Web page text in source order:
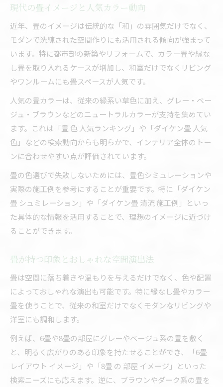
カラー畳で差がつく和モダン部屋の作り方
畳を使ったおしゃれ空間レイアウト事例
機能性から見た畳とフローリング比較
畳とフローリングの機能性徹底比較ポイント
畳が持つ断熱性や防音性の実際の違い
畳の特性とフローリングの生活感比較
畳の欠点とフローリング選びの注意点
畳の実感と住み心地の違いを体感しよう
畳の色選びに失敗しないポイントとは
畳の色選びで後悔しないための基礎知識
畳のイメージ別カラーシミュレーション法
人気の畳色とインテリア調和のコツ
畳色選びで失敗しない注意点と体験談
畳色人気ランキングで見る最新動向
ネット用語から読む現代の畳イメージ
ネット用語で使われる畳の意味と背景
畳と帖の違いを知るための基礎知識
物件検索で役立つ畳数と広さのポイント
畳の表記と間取り図の正しい見方解説
ダイケン畳や人気色の実例と選び方ガイド
ダイケン畳の人気色と施工例の特徴紹介
ダイケン畳で叶える理想の畳空間づくり
畳イメージを実例で比較する選び方ガイド
現代の畳イメージと人気カラー動向
近年、畳のイメージは伝統的な「和」の雰囲気だけでなく、
モダンで洗練された空間作りにも活用される傾向が強まって
います。特に都市部の新築やリフォームで、カラー畳や縁な
し畳を取り入れるケースが増加し、和室だけでなくリビング
やワンルームにも畳スペースが人気です。
人気の畳カラーは、従来の緑系い草色に加え、グレー・ベー
ジュ・ブラウンなどのニュートラルカラーが支持を集めてい
ます。これは「畳 色 人気ランキング」や「ダイケン畳 人気
色」などの検索動向からも明らかで、インテリア全体のトー
ンに合わせやすい点が評価されています。
畳の色選びで失敗しないためには、畳色シミュレーションや
実際の施工例を参考にすることが重要です。特に「ダイケン
畳 シュミレーション」や「ダイケン畳 清流 施工例」といっ
た具体的な情報を活用することで、理想のイメージに近づけ
ることができます。
畳が持つ印象とおしゃれな空間演出法
畳は空間に落ち着きや温もりを与えるだけでなく、色や配置
によっておしゃれな演出も可能です。特に縁なし畳やカラー
畳を使うことで、従来の和室だけでなくモダンなリビングや
洋室にも調和します。
例えば、6畳や8畳の部屋にグレーやベージュ系の畳を敷く
と、明るく広がりのある印象を持たせることができ、「6畳
レイアウト イメージ」や「8畳 の 部屋 イメージ」といった
検索ニーズにも応えます。逆に、ブラウンやダーク系の畳を